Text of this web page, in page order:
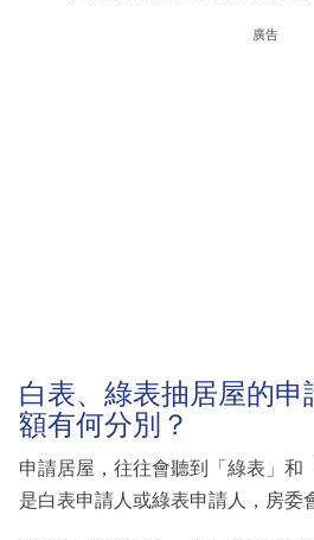
廣告
白表、綠表抽居屋的申
額有何分別？
申請居屋，往往會聽到「綠表」和
是白表申請人或綠表申請人，房委